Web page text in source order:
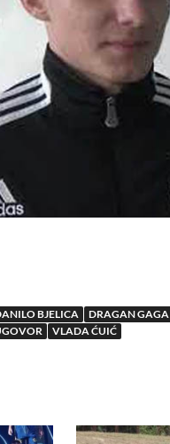
BJELICA DRAGAN
VLADA ĆUIĆ